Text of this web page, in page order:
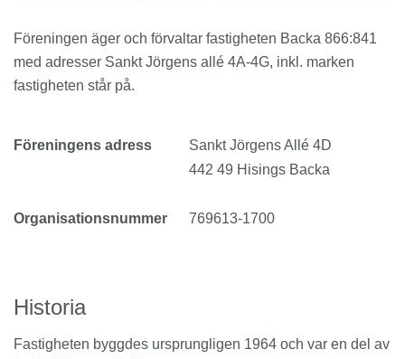
Föreningen äger och förvaltar fastigheten Backa 866:841
med adresser Sankt Jörgens allé 4A-4G, inkl. marken
fastigheten står på.
Föreningens adress
Sankt Jörgens Allé 4D
442 49 Hisings Backa
Organisationsnummer 769613-1700
Historia
Fastigheten byggdes ursprungligen 1964 och var en del av